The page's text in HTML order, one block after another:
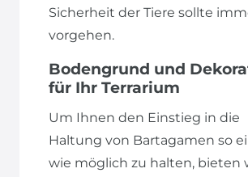
Sicherheit der Tiere sollte
vorgehen.
Bodengrund und
für Ihr Terrarium
Um Ihnen den Einstieg in die
Haltung von Bartagamen so
wie möglich zu halten, bieten